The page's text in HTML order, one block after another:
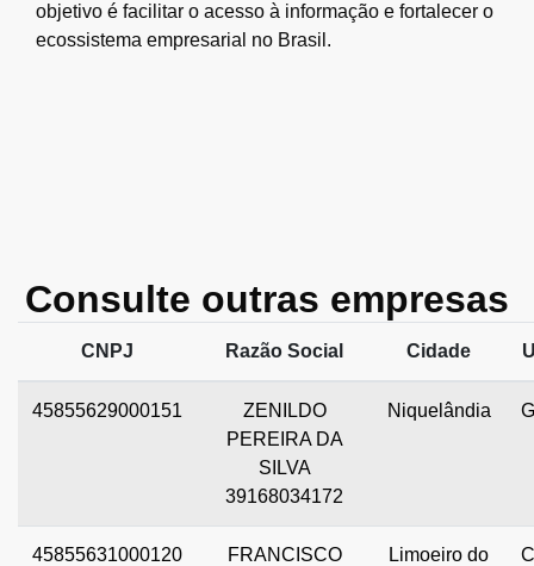
objetivo é facilitar o acesso à informação e fortalecer o
ecossistema empresarial no Brasil.
Consulte outras empresas
CNPJ Razão Social Cidade
45855629000151
ZENILDO
PEREIRA DA
SILVA
39168034172
Niquelândia
45855631000120
FRANCISCO
Limoeiro do